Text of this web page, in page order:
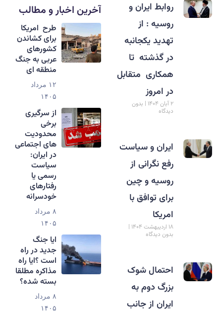
روابط ایران و
روسیه : از
تهدید یکجانبه
در گذشته تا
همکاری متقابل
در امروز
۲ آبان ۱۴۰۴
بدون
دیدگاه
ایران و سیاست
رفع نگرانی از
روسیه و چین
برای توافق با
امریکا
۱۸ اردیبهشت ۱۴۰۴
بدون دیدگاه
احتمال شوک
بزرگ دوم به
ایران از جانب
آخرین اخبار و مطالب
طرح امریکا
برای کشاندن
کشورهای
عربی به جنگ
منطقه ای
۱۲ مرداد
۱۴۰۵
از سرگیری
برخی
محدودیت
های اجتماعی
در ایران:
سیاست
رسمی یا
رفتارهای
خودسرانه
۸ مرداد
۱۴۰۵
ایا جنگ
جدید در راه
است ؟ایا راه
مذاکره مطلقا
بسته شده؟
۸ مرداد
۱۴۰۵